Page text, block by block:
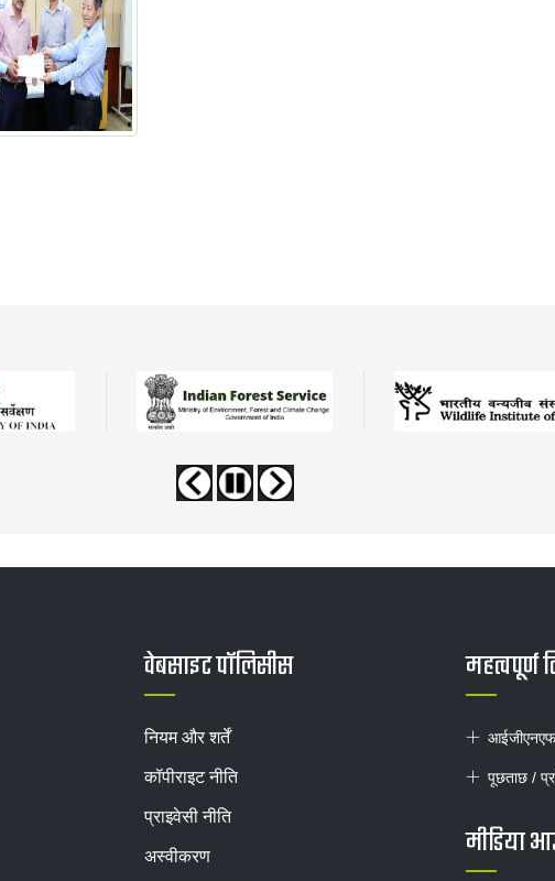
वेबसाइट पॉलिसीस
नियम और शर्तें
कॉपीराइट नीति
प्राइवेसी नीति
अस्वीकरण
महत्वपूर्ण
पूछताछ /
मीडिया